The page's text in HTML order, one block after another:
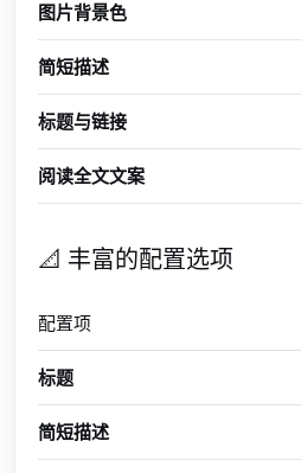
图片背景色
简短描述
标题与链接
阅读全文文案
📐 丰富的配置选项
配置项
标题
简短描述